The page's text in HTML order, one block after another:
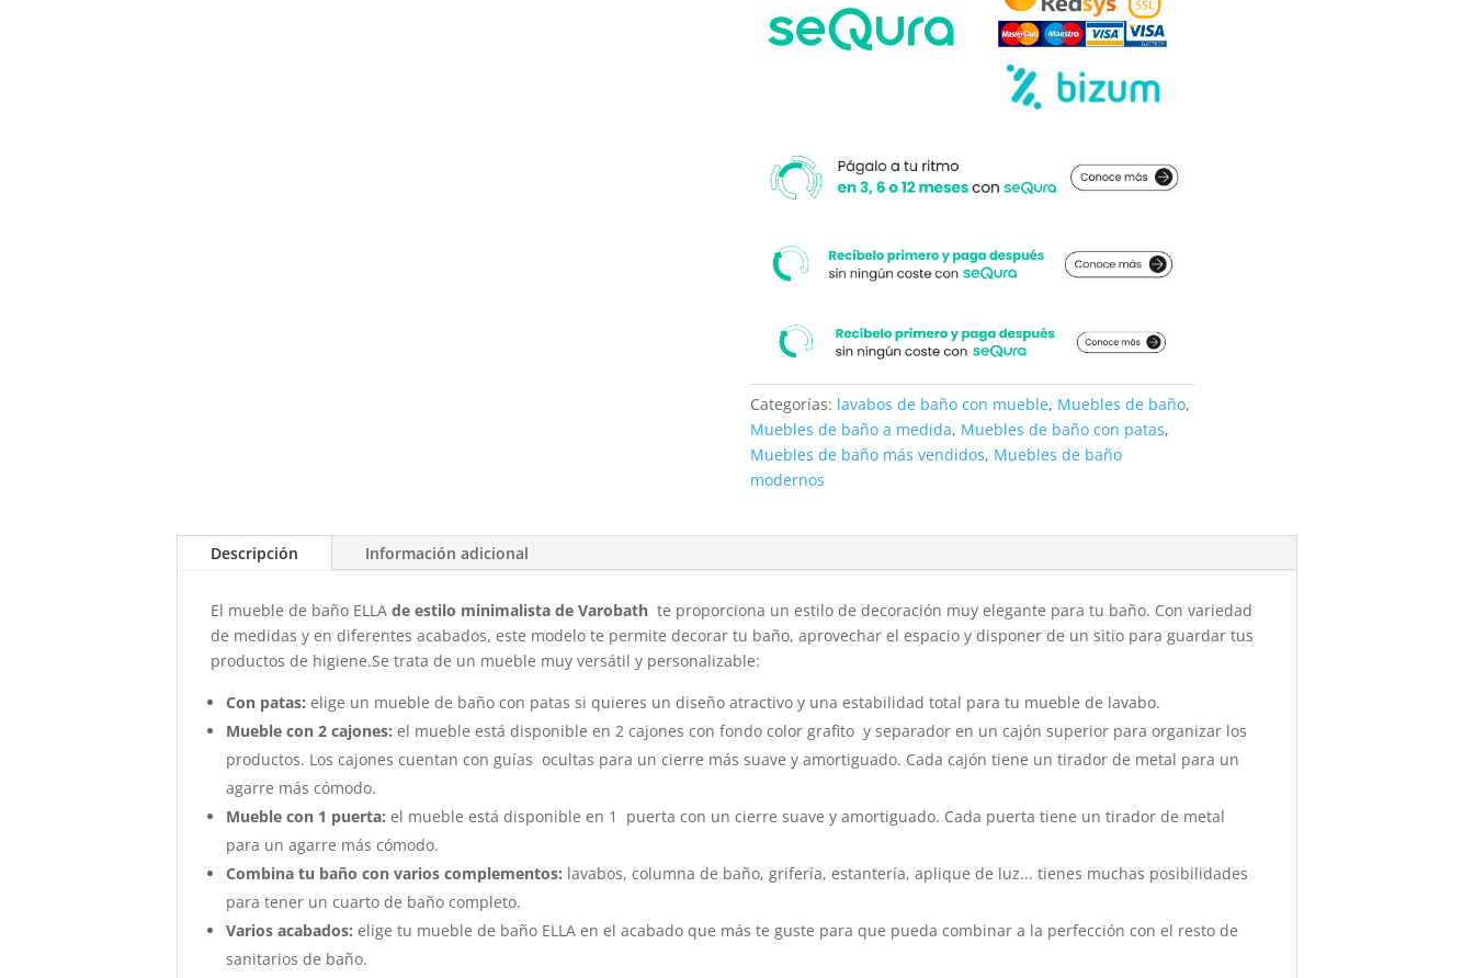
cantidad
Categorías: lavabos de baño con mueble, Muebles de baño,
Muebles de baño a medida, Muebles de baño con patas,
Muebles de baño más vendidos, Muebles de baño
modernos
Descripción Información adicional
El mueble de baño ELLA de estilo minimalista de Varobath te proporciona un estilo de decoración muy elegante para tu baño. Con variedad
de medidas y en diferentes acabados, este modelo te permite decorar tu baño, aprovechar el espacio y disponer de un sitio para guardar tus
productos de higiene.Se trata de un mueble muy versátil y personalizable:
Con patas:elige un mueble de baño con patas si quieres un diseño atractivo y una estabilidad total para tu mueble de lavabo.
Mueble con 2 cajones:el mueble está disponible en 2 cajones con fondo color grafito y separador en un cajón superior para organizar los
productos. Los cajones cuentan con guías ocultas para un cierre más suave y amortiguado. Cada cajón tiene un tirador de metal para un
agarre más cómodo.
Mueble con 1 puerta:el mueble está disponible en 1 puerta con un cierre suave y amortiguado. Cada puerta tiene un tirador de metal
para un agarre más cómodo.
Combina tu baño con varios complementos: lavabos, columna de baño, grifería, estantería, aplique de luz... tienes muchas posibilidades
para tener un cuarto de baño completo.
Varios acabados:elige tu mueble de baño ELLA en el acabado que más te guste para que pueda combinar a la perfección con el resto de
sanitarios de baño.